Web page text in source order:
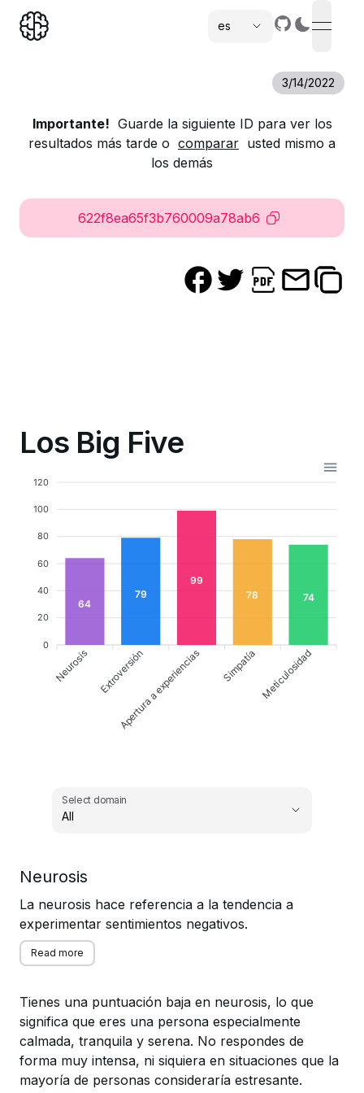
es
open
3/14/2022
Importante! Guarde la siguiente ID para ver los
resultados más tarde o comparar usted mismo a
los demás
622f8ea65f3b760009a78ab6
Los Big Five
120
100
80
60
40
20
0
64
79
99
78
74
Neurosis Extroversión
Apertura a experiencias Simpatía Meticulosidad
Select domain
All
Neurosis
La neurosis hace referencia a la tendencia a
experimentar sentimientos negativos.
Read more
Tienes una puntuación baja en neurosis, lo que
significa que eres una persona especialmente
calmada, tranquila y serena. No respondes de
forma muy intensa, ni siquiera en situaciones que la
mayoría de personas consideraría estresante.